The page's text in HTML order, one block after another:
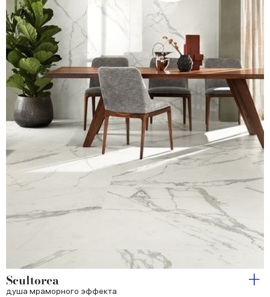
Scultorea
душа мраморного эффекта